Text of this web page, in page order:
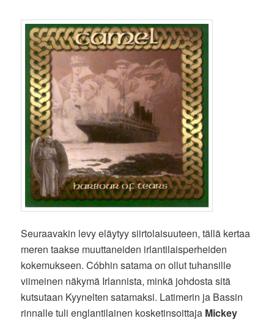
Seuraavakin levy eläytyy siirtolaisuuteen, tällä kertaa
meren taakse muuttaneiden irlantilaisperheiden
kokemukseen. Cóbhin satama on ollut tuhansille
viimeinen näkymä Irlannista, minkä johdosta sitä
kutsutaan Kyynelten satamaksi. Latimerin ja Bassin
rinnalle tuli englantilainen kosketinsoittaja Mickey